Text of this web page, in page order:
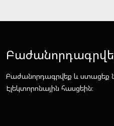
Բաժանորդագրվեք և ստացեք
Էլեկտորոնային հասցեին։